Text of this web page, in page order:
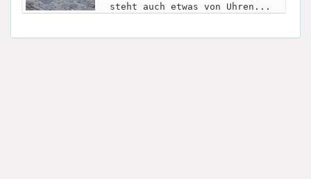
steht auch etwas von Uhren...